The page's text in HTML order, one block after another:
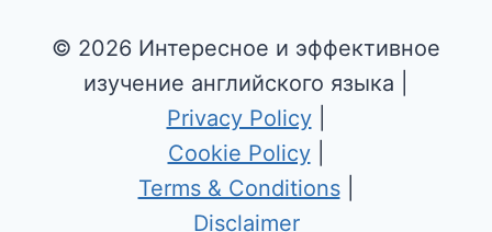
© 2026 Интересное и эффективное
изучение английского языка |
Privacy Policy|
Cookie Policy|
Terms & Conditions|
Disclaimer